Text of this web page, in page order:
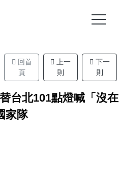
回首
頁
上一
則
下一
則
台北101點燈喊「沒在
家隊